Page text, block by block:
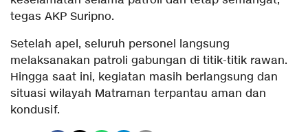
tegas AKP Suripno.
Setelah apel, seluruh personel langsung
melaksanakan patroli gabungan di titik-titik rawan.
Hingga saat ini, kegiatan masih berlangsung dan
situasi wilayah Matraman terpantau aman dan
kondusif.